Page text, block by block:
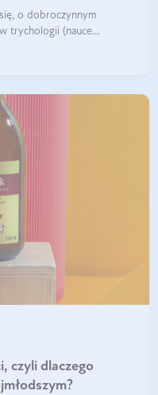
o dobroczynnym
trychologii (nauce
czyli dlaczego